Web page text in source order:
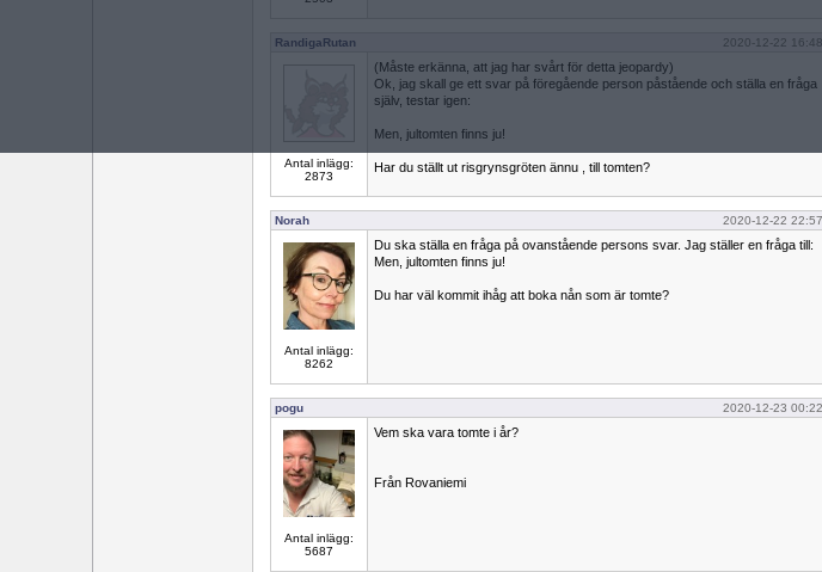
RandigaRutan 2020-12-22 16:48
Antal inlägg:
2873
(Måste erkänna, att jag har svårt för detta jeopardy)
Ok, jag skall ge ett svar på föregående person påstående och ställa en fråga
själv, testar igen:
Men, jultomten finns ju!
Har du ställt ut risgrynsgröten ännu , till tomten?
Norah 2020-12-22 22:57
Antal inlägg:
8262
Du ska ställa en fråga på ovanstående persons svar. Jag ställer en fråga till:
Men, jultomten finns ju!
Du har väl kommit ihåg att boka nån som är tomte?
pogu 2020-12-23 00:22
Antal inlägg:
5687
Vem ska vara tomte i år?
Från Rovaniemi